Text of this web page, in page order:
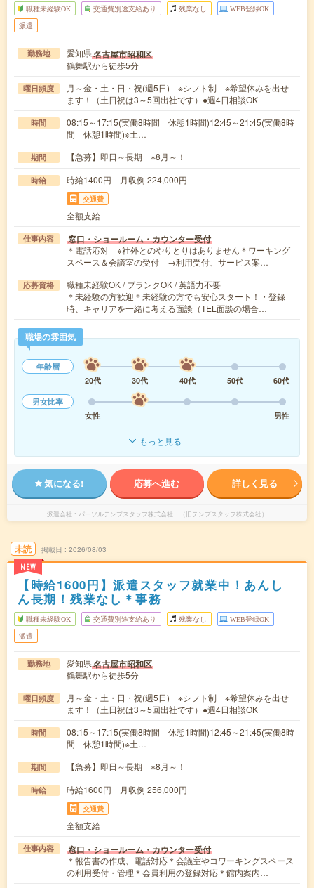
職種未経験OK 交通費別途支給あり 残業なし WEB登録OK
派遣
勤務地 愛知県名古屋市昭和区
鶴舞駅から徒歩5分
曜日頻度
月～金・土・日・祝(週5日) ※シフト制 ※希望休みを出せ
ます！（土日祝は3～5回出社です）●週4日相談OK
時間
08:15～17:15(実働8時間 休憩1時間)12:45～21:45(実働8時
間 休憩1時間)※土…
期間 【急募】即日～長期 ※8月～！
時給 時給1400円 月収例 224,000円
交通費
全額支給
仕事内容 窓口・ショールーム・カウンター受付
＊電話応対 ※社外とのやりとりはありません＊ワーキング
スペース＆会議室の受付 →利用受付、サービス案…
応募資格
職種未経験OK / ブランクOK / 英語力不要
＊未経験の方歓迎＊未経験の方でも安心スタート！・登録
時、キャリアを一緒に考える面談（TEL面談の場合…
職場の雰囲気
年齢層
20代
30代 40代 50代
60代
男女比率
女性
男性
もっと見る
気になる! 応募へ進む 詳しく見る
派遣会社 パーソルテンプスタッフ株式会社 （旧テンプスタッフ株式会社）
未読
NEW
掲載日 2026/08/03
【時給1600円】派遣スタッフ就業中！あんし
ん長期！残業なし＊事務
職種未経験OK 交通費別途支給あり 残業なし WEB登録OK
派遣
勤務地 愛知県名古屋市昭和区
鶴舞駅から徒歩5分
曜日頻度
月～金・土・日・祝(週5日) ※シフト制 ※希望休みを出せ
ます！（土日祝は3～5回出社です）●週4日相談OK
時間
08:15～17:15(実働8時間 休憩1時間)12:45～21:45(実働8時
間 休憩1時間)※土…
期間 【急募】即日～長期 ※8月～！
時給 時給1600円 月収例 256,000円
交通費
全額支給
仕事内容 窓口・ショールーム・カウンター受付
＊報告書の作成、電話対応＊会議室やコワーキングスペース
の利用受付・管理＊会員利用の登録対応＊館内案内…